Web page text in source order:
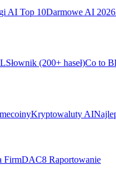
AI Top 10Darmowe AI 2026
Słownik (200+ haseł)Co to
Kryptowaluty AI
FirmDAC8 Raportowanie